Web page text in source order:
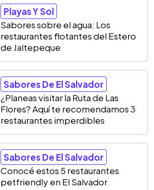
Playas Y Sol
Sabores sobre el agua: Los
restaurantes flotantes del Estero
de Jaltepeque
Sabores De El Salvador
¿Planeas visitar la Ruta de Las
Flores? Aquí te recomendamos 3
restaurantes imperdibles
Sabores De El Salvador
Conocé estos 5 restaurantes
petfriendly en El Salvador